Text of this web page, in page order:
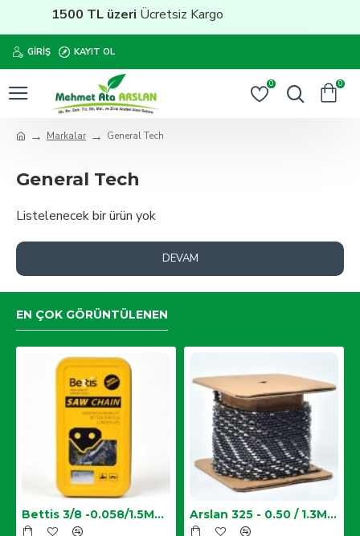
1500 TL üzeriÜcretsiz Kargo
GIRIŞ KAYIT OL
0 0
Markalar General Tech
General Tech
Listelenecek bir ürün yok
DEVAM
EN ÇOK GÖRÜNTÜLENEN
Bettis 3/8 -0.058/1.5MM-34 Diş Testere Zinciri Arslan 325 - 0.50 / 1.3MM Top Zincir